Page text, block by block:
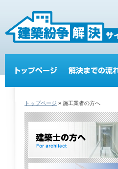
トップページ » 施工業者の方へ